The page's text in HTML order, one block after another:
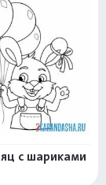
с шариками